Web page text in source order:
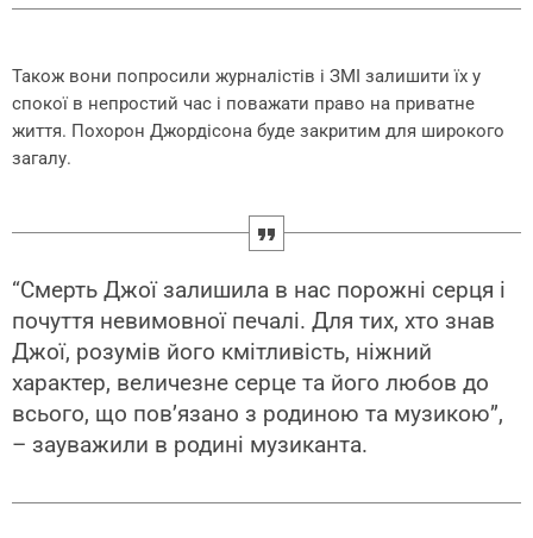
Також вони попросили журналістів і ЗМІ залишити їх у
спокої в непростий час і поважати право на приватне
життя. Похорон Джордісона буде закритим для широкого
загалу.
“Смерть Джої залишила в нас порожні серця і
почуття невимовної печалі. Для тих, хто знав
Джої, розумів його кмітливість, ніжний
характер, величезне серце та його любов до
всього, що пов’язано з родиною та музикою”,
– зауважили в родині музиканта.